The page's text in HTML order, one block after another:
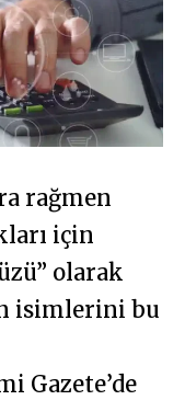
rağmen
için
olarak
isimlerini bu
Gazete’de